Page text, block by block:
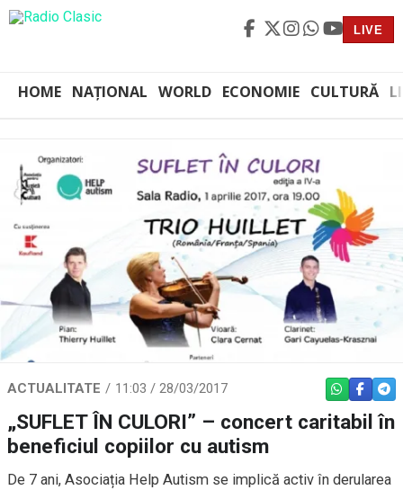
LIVE
HOME NAȚIONAL WORLD ECONOMIE CULTURĂ
ACTUALITATE 11:03 / 28/03/2017 WHATSAPP
„SUFLET ÎN CULORI” – concert caritabil în
beneficiul copiilor cu autism
De 7 ani, Asociația Help Autism se implică activ în derularea